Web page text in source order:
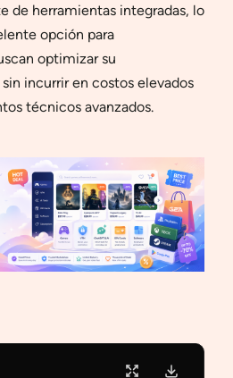
de herramientas integradas, lo
opción para
optimizar su
incurrir en costos elevados
técnicos avanzados.